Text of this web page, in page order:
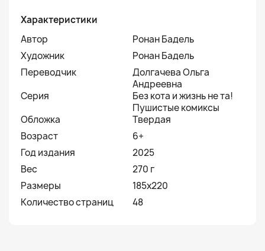
Характеристики
Автор
Ронан Бадель
Художник
Ронан Бадель
Переводчик
Долгачева Ольга
Андреевна
Серия
Без кота и жизнь не та!
Пушистые комиксы
Обложка
Твердая
Возраст
6+
Год издания
2025
Вес
270 г
Размеры
185x220
Количество страниц
48